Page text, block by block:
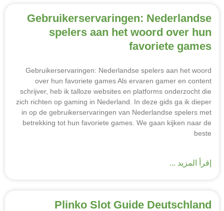
Gebruikerservaringen:
spelers aan het woord
favoriete
Gebruikerservaringen: Nederlandse spelers aan
over hun favoriete games Als ervaren gamer
schrijver, heb ik talloze websites en platforms
zich richten op gaming in Nederland. In deze gids ga
in op de gebruikerservaringen van Nederlandse
betrekking tot hun favoriete games. We gaan
...
Plinko Slot Guide